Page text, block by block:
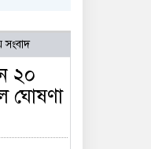
সংবাদ
২০
ঘোষণা